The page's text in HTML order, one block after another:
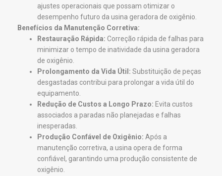
ajustes operacionais que possam otimizar o
desempenho futuro da usina geradora de oxigênio.
Benefícios da Manutenção Corretiva:
Restauração Rápida: Correção rápida de falhas para
minimizar o tempo de inatividade da usina geradora
de oxigênio.
Prolongamento da Vida Útil: Substituição de peças
desgastadas contribui para prolongar a vida útil do
equipamento.
Redução de Custos a Longo Prazo: Evita custos
associados a paradas não planejadas e falhas
inesperadas.
Produção Confável de Oxigênio: Após a
manutenção corretiva, a usina opera de forma
confiável, garantindo uma produção consistente de
oxigênio.